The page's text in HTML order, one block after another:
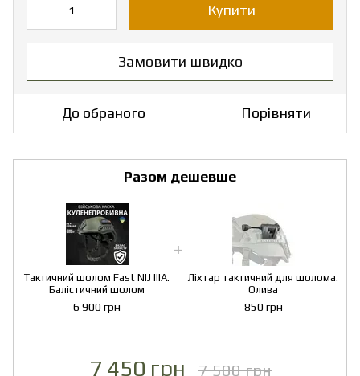
Купити
Замовити швидко
До обраного Порівняти
Разом дешевше
Тактичний шолом Fast NIJ IIIA.
Балістичний шолом
6 900 грн
Ліхтар тактичний для шолома.
Олива
850 грн
7 450 грн 7 500 грн